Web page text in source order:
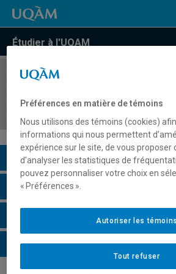
Étudier à l'UQAM
COURS//
(PGI)
Description du cours
Horaire - Été 2026
Horaire - Automne 2026
Horaire - Hiver 2027
Préférences en matière de témoins
Nous utilisons des témoins (cookies)
informations qui nous permettent
expérience sur le site, de vous proposer
d’analyser les statistiques de
pouvez personnaliser votre choix en
« Préférences ».
Tout refuser
Autoriser les témoins